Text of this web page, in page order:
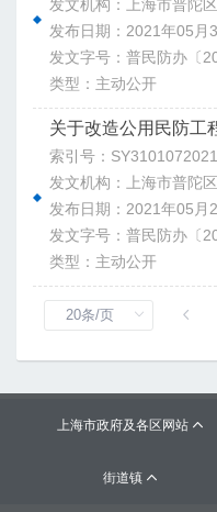
发文机构：上海市普陀
发布日期：2021年05月
发文字号：普民防办〔
类型：主动公开
索引号：
发文机构：上海市普陀
发布日期：2021年05月
发文字号：普民防办〔
类型：主动公开
上海市政府及各区网站 
街道镇 